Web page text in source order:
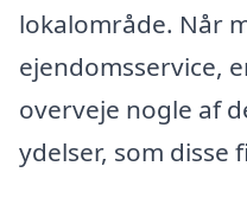
lokalområde. Når
ejendomsservice,
overveje nogle af
ydelser, som